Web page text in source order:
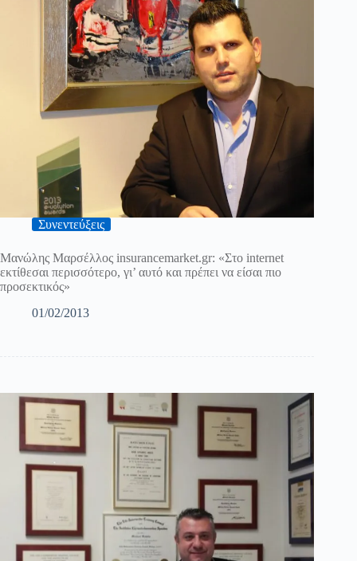
Συνεντεύξεις
Μανώλης Μαρσέλλος insurancemarket.gr: «Στο internet
εκτίθεσαι περισσότερο, γι’ αυτό και πρέπει να είσαι πιο
προσεκτικός»
01/02/2013